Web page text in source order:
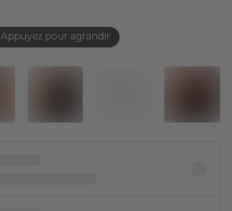
Appuyez pour agrandir